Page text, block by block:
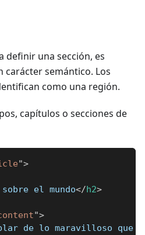
definir una sección, es
carácter semántico. Los
como una región.
capítulos o secciones de
">
el mundo</h2>
">
de lo maravilloso que